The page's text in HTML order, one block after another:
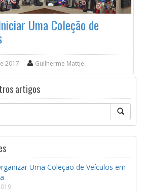
Uma Coleção de
2017 Guilherme Mattje
artigos
Uma Coleção de Veículos em